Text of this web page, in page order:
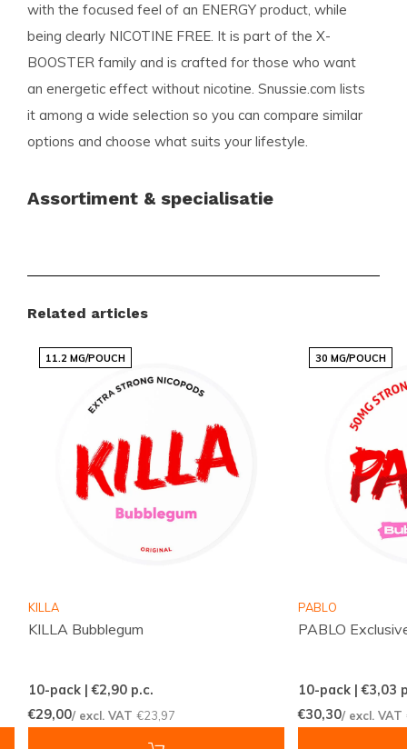
with the focused feel of an ENERGY product, while
being clearly NICOTINE FREE. It is part of the X-
BOOSTER family and is crafted for those who want
an energetic effect without nicotine. Snussie.com lists
it among a wide selection so you can compare similar
options and choose what suits your lifestyle.
Assortiment & specialisatie
gebruiker. Je vindt er zowel de gevestigde toppers
overzichtelijk gepresenteerd zodat je snel kunt kiezen
wat bij jou past. Het aanbod wordt continu
bijgewerkt, zodat populaire producten altijd vlot
beschikbaar zijn.
Voordelen voor klanten
overzichtelijke webshop
Een klantenservice die altijd voor je klaarstaat
Related articles
11.2 MG/POUCH
KILLA
KILLA Bubblegum
10-pack | €2,90p.c.
€29,00/ excl. VAT €23,97
30 MG/POUCH
PABLO
PABLO
10-pack | €3,03
€30,30/ excl. VAT